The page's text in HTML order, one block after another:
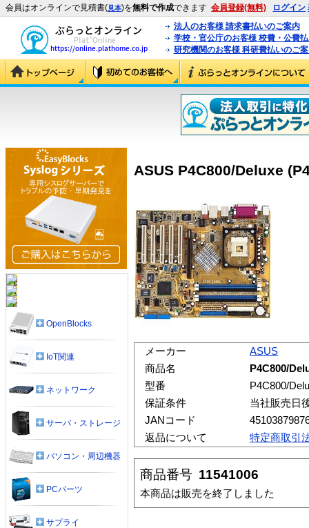
会員はオンラインで見積書(見本)を無料で作成できます 会員登録(無料) ログイン
法人のお客様 請求書払いのご案内
学校・官公庁のお客様 校費・公費
研究機関のお客様 科研費払いのご
ASUS P4C800/Deluxe
メーカー
ASUS
商品名
P4C800/
型番
P4C800/
保証条件
当社販売日
JANコード
返品について
特定商取引
商品番号 11541006
本商品は販売を終了しました
OpenBlocks
IoT関連
ネットワーク
サーバ・ストレージ
パソコン・周辺機器
PCパーツ
サプライ